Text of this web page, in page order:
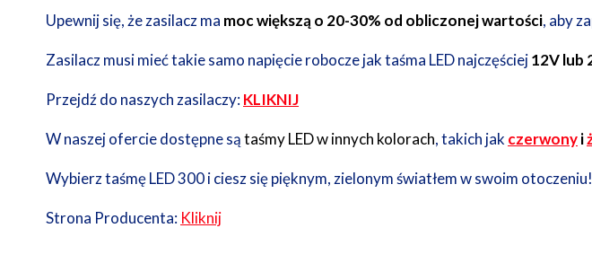
Upewnij się, że zasilacz ma moc większą o 20-30% od obliczonej wartości, aby
Zasilacz musi mieć takie samo napięcie robocze jak taśma LED najczęściej12V lub
Przejdź do naszych zasilaczy:KLIKNIJ
W naszej ofercie dostępne sątaśmy LED w innych kolorach, takich jak czerwonyi
Wybierz taśmę LED 300 i ciesz się pięknym, zielonym światłem w swoim otoczeniu!
Strona Producenta: Kliknij